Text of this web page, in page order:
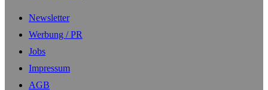
Newsletter
Werbung / PR
Jobs
Impressum
AGB